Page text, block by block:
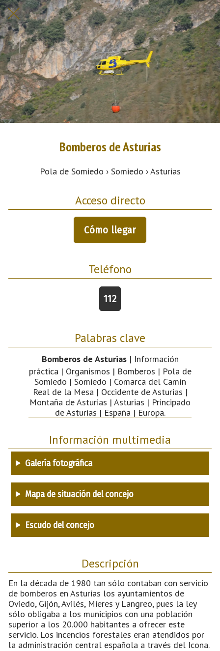
Bomberos de Asturias
Pola de Somiedo › Somiedo › Asturias
Acceso directo
Cómo llegar
Teléfono
112
Palabras clave
Bomberos de Asturias| Información
práctica | Organismos | Bomberos | Pola de
Somiedo | Somiedo | Comarca del Camín
Real de la Mesa | Occidente de Asturias |
Montaña de Asturias | Asturias | Principado
de Asturias | España | Europa.
Información multimedia
Galería fotográfica
Mapa de situación del concejo
Escudo del concejo
Descripción
En la década de 1980 tan sólo contaban con servicio
de bomberos en Asturias los ayuntamientos de
Oviedo, Gijón, Avilés, Mieres y Langreo, pues la ley
sólo obligaba a los municipios con una población
superior a los 20.000 habitantes a ofrecer este
servicio. Los incencios forestales eran atendidos por
la administración central española a través del Icona.